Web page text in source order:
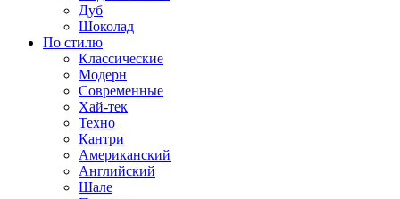
Дуб
Шоколад
По стилю
Классические
Модерн
Современные
Хай-тек
Техно
Кантри
Американский
Английский
Шале